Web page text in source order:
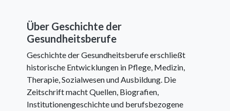
Über Geschichte der
Gesundheitsberufe
Geschichte der Gesundheitsberufe erschließt
historische Entwicklungen in Pflege, Medizin,
Therapie, Sozialwesen und Ausbildung. Die
Zeitschrift macht Quellen, Biografien,
Institutionengeschichte und berufsbezogene